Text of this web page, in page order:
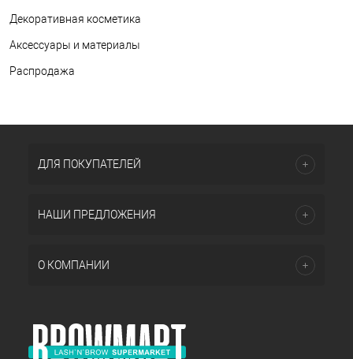
Декоративная косметика
Аксессуары и материалы
Распродажа
ДЛЯ ПОКУПАТЕЛЕЙ
НАШИ ПРЕДЛОЖЕНИЯ
О КОМПАНИИ